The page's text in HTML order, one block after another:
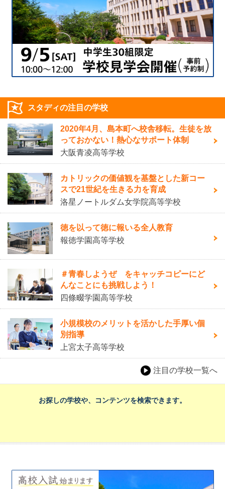
スタディの注目の学校
2020年4月、島本町へ校舎移転。生徒を放
っておかない！熱心なサポート体制
大阪青凌高等学校
カトリックの価値観を基盤とした新コー
スで21世紀を生きる力を育成
洛星ノートルダム女学院高等学校
徳を以って徳に報いる全人教育
報徳学園高等学校
＃青春しようぜ をキャッチコピーにど
んなことにも挑戦しよう！
四條畷学園高等学校
小規模校のメリットを活かした手厚い個
別指導
上宮太子高等学校
注目の学校一覧へ
お探しの学校や、コンテンツを検索できます。